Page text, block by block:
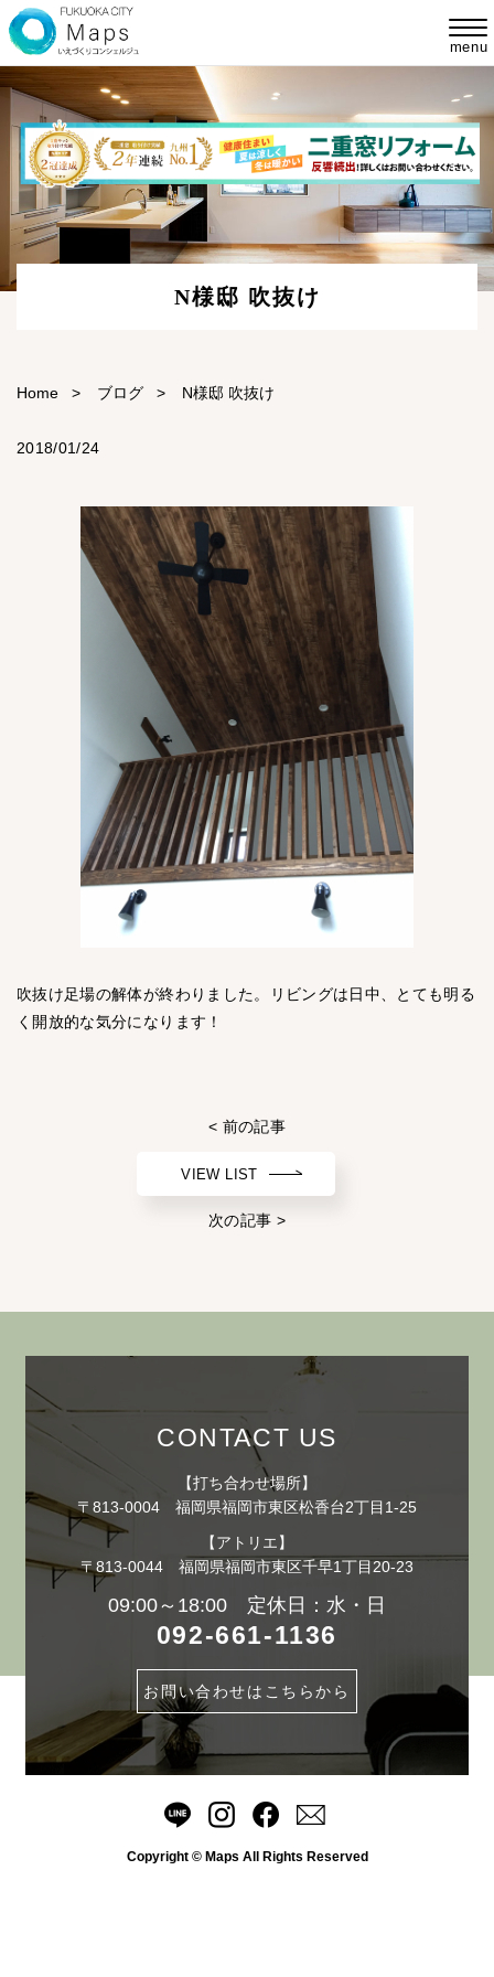
menu
N様邸 吹抜け
Home > ブログ > N様邸 吹抜け
2018/01/24
吹抜け足場の解体が終わりました。リビングは日中、とても明る
く開放的な気分になります！
< 前の記事
VIEW LIST
次の記事 >
CONTACT US
【打ち合わせ場所】
〒813-0004 福岡県福岡市東区松香台2丁目1-25
【アトリエ】
〒813-0044 福岡県福岡市東区千早1丁目20-23
09:00～18:00 定休日：水・日
092-661-1136
お問い合わせはこちらから
Copyright © Maps All Rights Reserved